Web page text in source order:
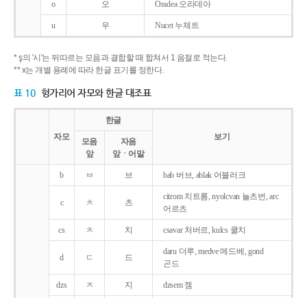
o 오 Oradea 오라데아
u 우 Nucet 누체트
* ş의 '시'는 뒤따르는 모음과 결합할 때 합쳐서 1 음절로 적는다.
** x는 개별 용례에 따라 한글 표기를 정한다.
표 10 헝가리어 자모와 한글 대조표
자모
한글
보기
모음
앞
자음
앞ㆍ어말
b ㅂ 브 bab 버브, ablak 어블러크
c ㅊ 츠
citrom 치트롬, nyolcvan 뇰츠번, arc
어르츠
cs ㅊ 치 csavar 처버르, kulcs 쿨치
d ㄷ 드
daru 더루, medve 메드베, gond
곤드
dzs ㅈ 지 dzsem 젬